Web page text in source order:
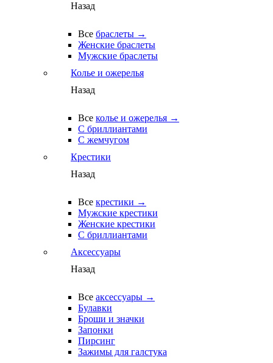
Назад
Все браслеты →
Женские браслеты
Мужские браслеты
Колье и ожерелья
Назад
Все колье и ожерелья →
С бриллиантами
С жемчугом
Крестики
Назад
Все крестики →
Мужские крестики
Женские крестики
С бриллиантами
Аксессуары
Назад
Все аксессуары →
Булавки
Броши и значки
Запонки
Пирсинг
Зажимы для галстука